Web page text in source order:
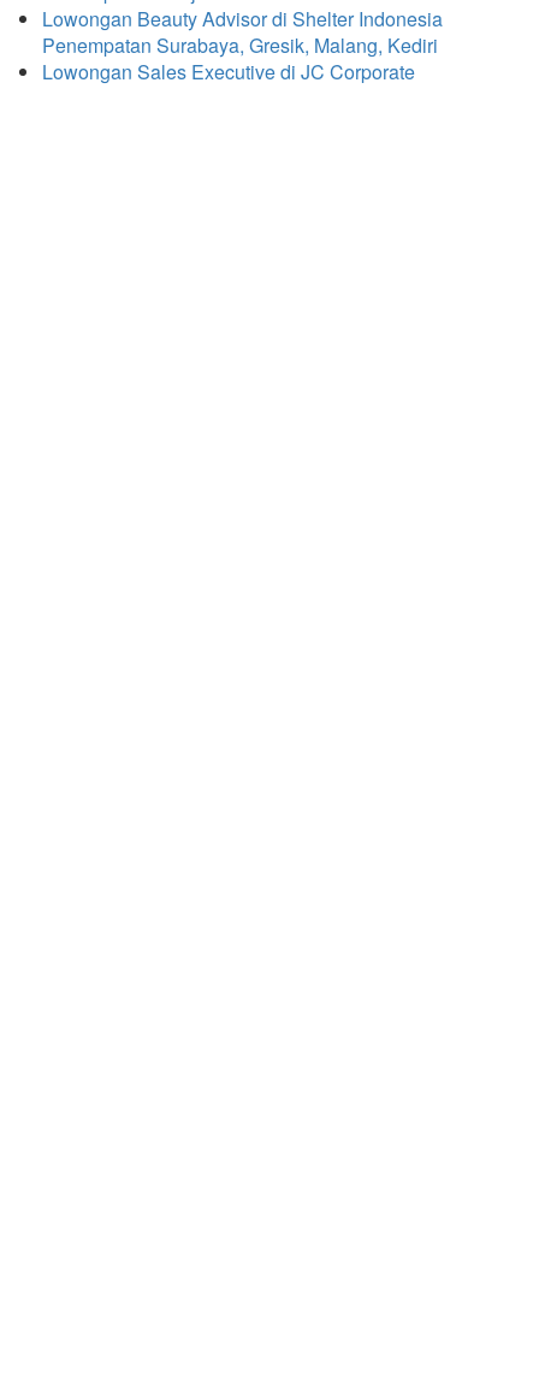
Lowongan Beauty Advisor di Shelter Indonesia
Penempatan Surabaya, Gresik, Malang, Kediri
Lowongan Sales Executive di JC Corporate